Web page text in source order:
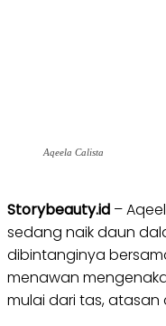
Aqeela Calista
Storybeauty.id –
sedang naik daun
dibintanginya
menawan
mulai dari tas,